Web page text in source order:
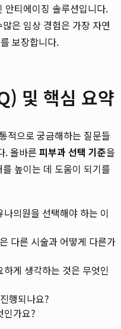
안티에이징 솔루션입니다.
은 임상 경험은 가장 자연
보장합니다.
및 핵심 요약
적으로 궁금해하는 질문들
. 올바른 피부과 선택 기준을
높이는 데 도움이 되기를
의원을 선택해야 하는 이
다른 시술과 어떻게 다른가
게 생각하는 것은 무엇인
행되나요?
인가요?